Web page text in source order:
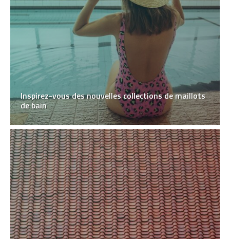
Inspirez-vous des nouvelles collections de maillots
de bain